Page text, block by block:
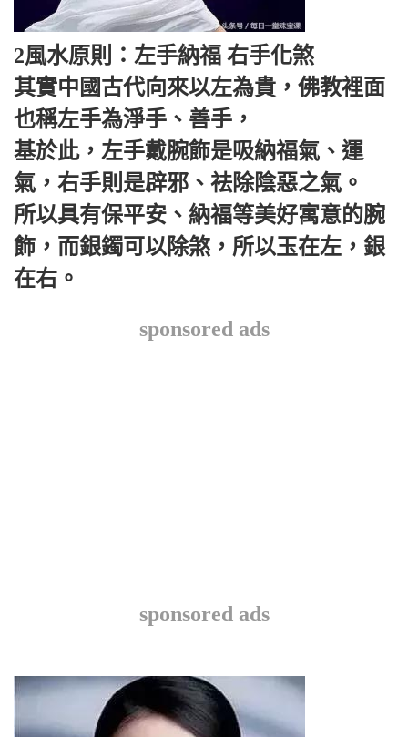
2風水原則：左手納福 右手化煞
其實中國古代向來以左為貴，佛教裡面
也稱左手為淨手、善手，
基於此，左手戴腕飾是吸納福氣、運
氣，右手則是辟邪、祛除陰惡之氣。
所以具有保平安、納福等美好寓意的腕
飾，而銀鐲可以除煞，所以玉在左，銀
在右。
sponsored ads
sponsored ads